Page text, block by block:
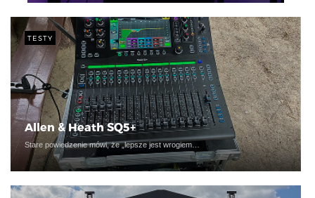
TESTY
Allen & Heath SQ5+
Stare powiedzenie mówi, że „lepsze jest wrogiem…